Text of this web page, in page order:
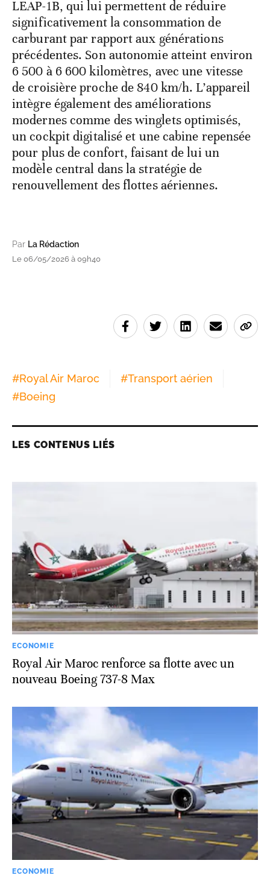
LEAP-1B, qui lui permettent de réduire
significativement la consommation de
carburant par rapport aux générations
précédentes. Son autonomie atteint environ
6 500 à 6 600 kilomètres, avec une vitesse
de croisière proche de 840 km/h. L’appareil
intègre également des améliorations
modernes comme des winglets optimisés,
un cockpit digitalisé et une cabine repensée
pour plus de confort, faisant de lui un
modèle central dans la stratégie de
renouvellement des flottes aériennes.
Par La Rédaction
Le 06/05/2026 à 09h40
#Royal Air Maroc #Transport aérien
#Boeing
LES CONTENUS LIÉS
ECONOMIE
Royal Air Maroc renforce sa flotte avec un
nouveau Boeing 737-8 Max
ECONOMIE